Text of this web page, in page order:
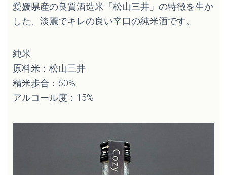
愛媛県産の良質酒造米「松山三井」の特徴を生か
した、淡麗でキレの良い辛口の純米酒です。
純米
原料米：松山三井
精米歩合：60%
アルコール度：15%